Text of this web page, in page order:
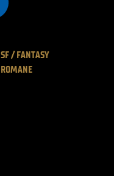
SF / FANTASY
ROMANE